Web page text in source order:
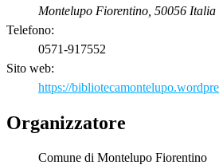
Montelupo Fiorentino 50056 Italia
Telefono:
0571-917552
Sito web:
https://
Organizzatore
Comune di Montelupo Fiorentino